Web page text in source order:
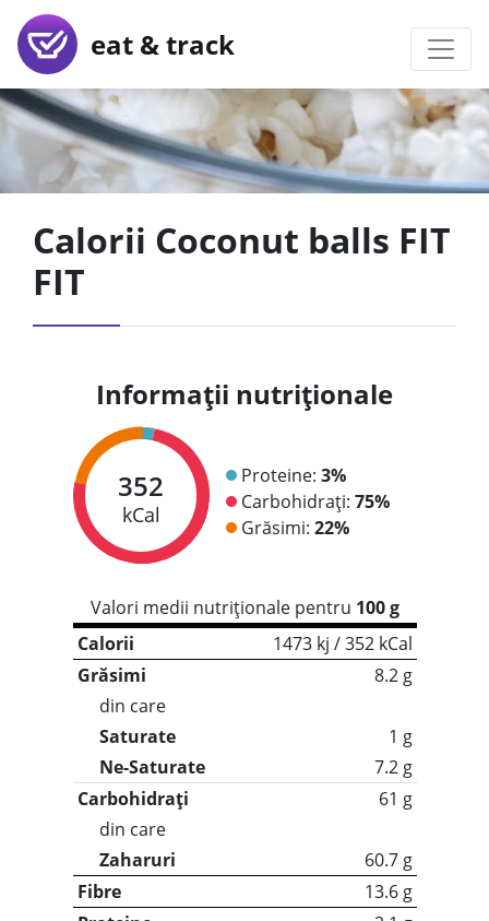
eat & track
Calorii Coconut balls FIT
FIT
Informații nutriționale
352
kCal
Proteine: 3%
Carbohidrați: 75%
Grăsimi: 22%
Valori medii nutriționale pentru 100 g
Calorii
1473 kj / 352 kCal
Grăsimi
8.2 g
din care
Saturate
1 g
Ne-Saturate
7.2 g
Carbohidrați
61 g
din care
Zaharuri
60.7 g
Fibre
13.6 g